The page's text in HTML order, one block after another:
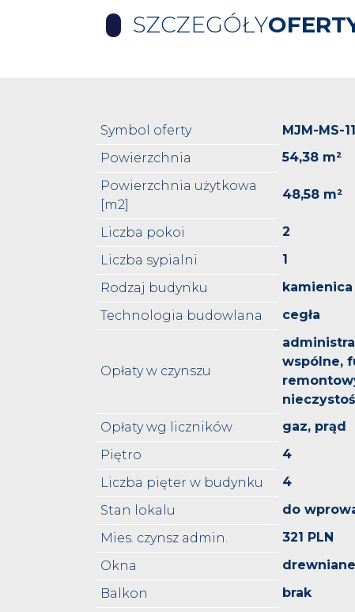
SZCZEGÓŁY
Symbol oferty
MJM-MS-
Powierzchnia
54,38 m²
Powierzchnia użytkowa
[m2]
48,58 m²
Liczba pokoi
2
Liczba sypialni
1
Rodzaj budynku
kamienica
Technologia budowlana
cegła
Opłaty w czynszu
wspólne,
Opłaty wg liczników
gaz, prąd
Piętro
4
Liczba pięter w budynku
4
Stan lokalu
do
Mies. czynsz admin.
321 PLN
Okna
drewniane
Balkon
brak